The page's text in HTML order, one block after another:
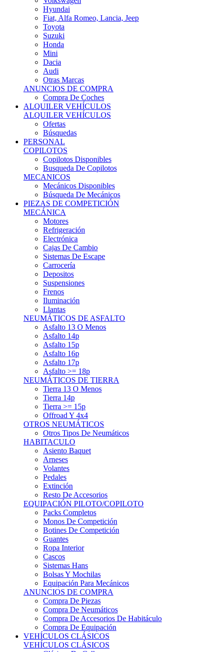
Fiat, Alfa Romeo, Lancia, Jeep
Toyota
Suzuki
Honda
Mini
Dacia
Audi
Otras Marcas
ANUNCIOS DE COMPRA
Compra De Coches
ALQUILER VEHÍCULOS
ALQUILER VEHÍCULOS
Ofertas
Búsquedas
PERSONAL
COPILOTOS
Copilotos Disponibles
Busqueda De Copilotos
MECANICOS
Mecánicos Disponibles
Búsqueda De Mecánicos
PIEZAS DE COMPETICIÓN
MECÁNICA
Motores
Refrigeración
Electrónica
Cajas De Cambio
Sistemas De Escape
Carrocería
Depositos
Suspensiones
Frenos
Iluminación
Llantas
NEUMÁTICOS DE ASFALTO
Asfalto 13 O Menos
Asfalto 14p
Asfalto 15p
Asfalto 16p
Asfalto 17p
Asfalto >= 18p
NEUMÁTICOS DE TIERRA
Tierra 13 O Menos
Tierra 14p
Tierra >= 15p
Offroad Y 4x4
OTROS NEUMÁTICOS
Otros Tipos De Neumáticos
HABITACULO
Asiento Baquet
Arneses
Volantes
Pedales
Extinción
Resto De Accesorios
EQUIPACIÓN PILOTO/COPILOTO
Packs Completos
Monos De Competición
Botines De Competición
Guantes
Ropa Interior
Cascos
Sistemas Hans
Bolsas Y Mochilas
Equipación Para Mecánicos
ANUNCIOS DE COMPRA
Compra De Piezas
Compra De Neumáticos
Compra De Accesorios De Habitáculo
Compra De Equipación
VEHÍCULOS CLÁSICOS
VEHÍCULOS CLÁSICOS
Clásicos De Calle
Clásicos De Competición